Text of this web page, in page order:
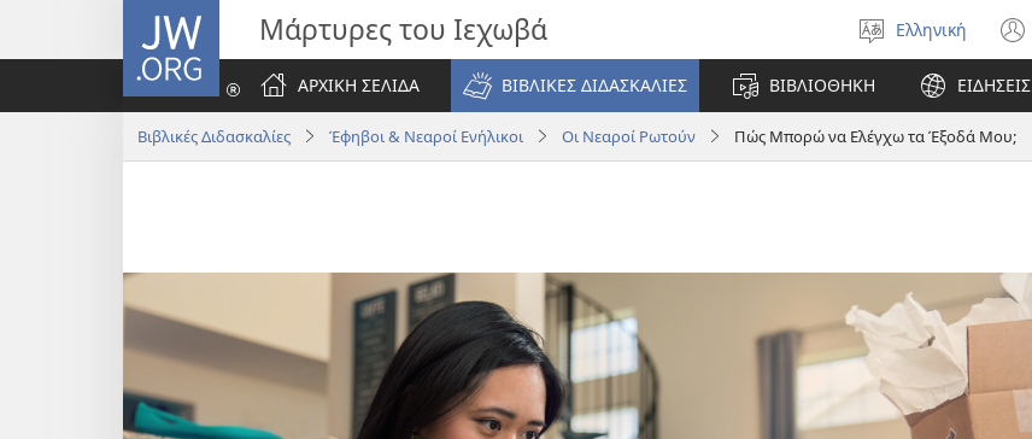
JW.ORG Μάρτυρες του Ιεχωβά
Επιλέξτε
γλώσσα
Ελληνική
ΑΡΧΙΚΗ ΣΕΛΙΔΑ
ΒΙΒΛΙΚΕΣ ΔΙΔΑΣΚΑΛΙΕΣ ΒΙΒΛΙΟΘΗΚΗ ΕΙΔΗΣΕΙΣ
Βιβλικές Διδασκαλίες Έφηβοι & Νεαροί Ενήλικοι Οι Νεαροί Ρωτούν Πώς Μπορώ να Ελέγχω τα Έξοδά Μου;